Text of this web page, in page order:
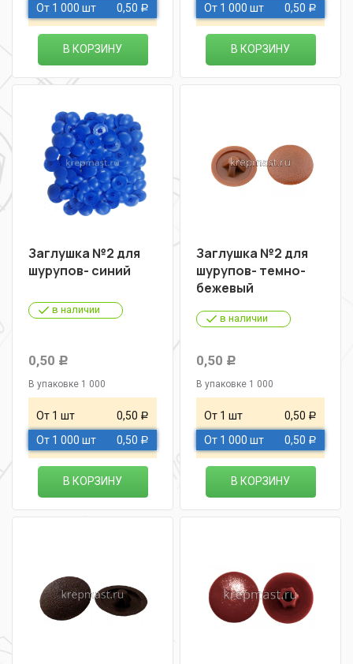
От 1 000 шт 0,50 Р
В КОРЗИНУ
От 1 000 шт 0,50 Р
В КОРЗИНУ
Заглушка №2 для
шурупов- синий
в наличии
0,50 Р
В упаковке 1 000
От 1 шт 0,50 Р
От 1 000 шт 0,50 Р
В КОРЗИНУ
Заглушка №2 для
шурупов- темно-
бежевый
в наличии
0,50 Р
В упаковке 1 000
От 1 шт 0,50 Р
От 1 000 шт 0,50 Р
В КОРЗИНУ